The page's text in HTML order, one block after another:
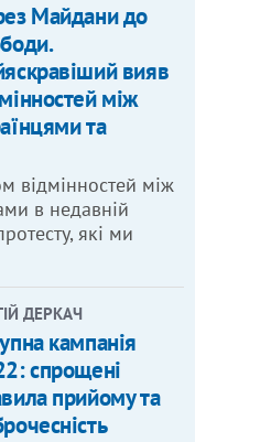
Майдани до
вияв
між
та
відмінностей між
в недавній
які ми
ДЕРКАЧ
кампанія
спрощені
прийому та